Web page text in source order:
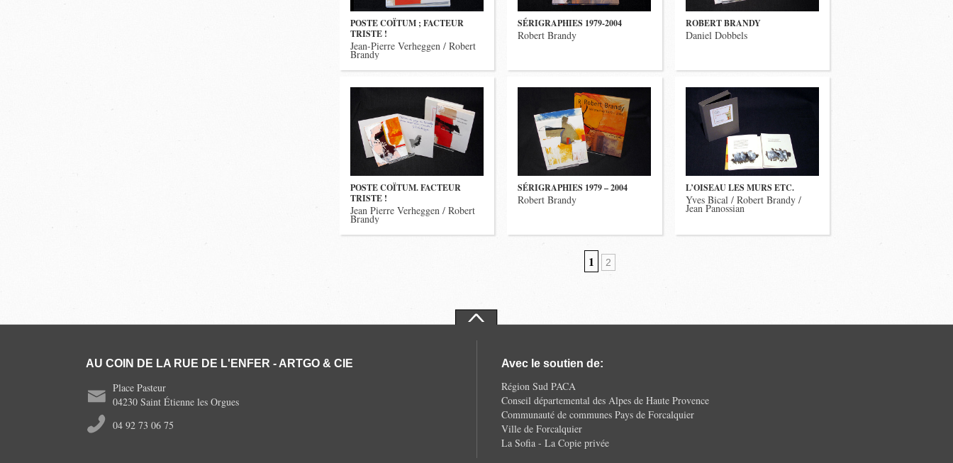
POSTE COÏTUM ; FACTEUR
TRISTE !
Jean-Pierre Verheggen / Robert
Brandy
SÉRIGRAPHIES 1979-2004
Robert Brandy
ROBERT BRANDY
Daniel Dobbels
POSTE COÏTUM. FACTEUR
TRISTE !
Jean Pierre Verheggen / Robert
Brandy
SÉRIGRAPHIES 1979 – 2004
Robert Brandy
L’OISEAU LES MURS ETC.
Yves Bical / Robert Brandy /
Jean Panossian
1 2
AU COIN DE LA RUE DE L'ENFER - ARTGO & CIE
Place Pasteur
04230 Saint Étienne les Orgues
04 92 73 06 75
Avec le soutien de:
Région Sud PACA
Conseil départemental des Alpes de Haute Provence
Communauté de communes Pays de Forcalquier
Ville de Forcalquier
La Sofia - La Copie privée